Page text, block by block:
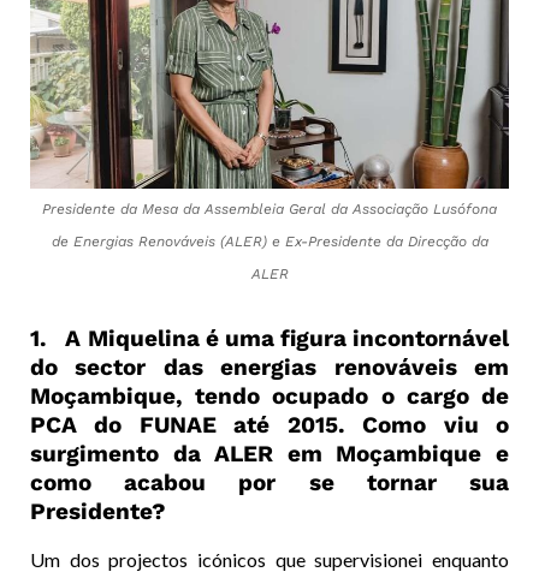
Presidente da Mesa da Assembleia Geral da Associação Lusófona
de Energias Renováveis (ALER) e Ex-Presidente da Direcção da
ALER
1. A Miquelina é uma figura incontornável
do sector das energias renováveis em
Moçambique, tendo ocupado o cargo de
PCA do FUNAE até 2015. Como viu o
surgimento da ALER em Moçambique e
como acabou por se tornar sua
Presidente?
Um dos projectos icónicos que supervisionei enquanto